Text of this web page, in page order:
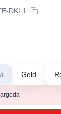
DKL1
Gold